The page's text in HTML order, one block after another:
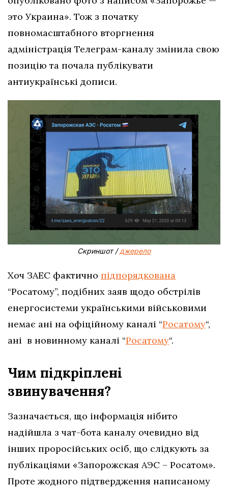
это Украина». Тож з початку
повномасштабного вторгнення
адміністрація Телеграм-каналу змінила свою
позицію та почала публікувати
антиукраїнські дописи.
Скриншот /джерело
Хоч ЗАЕС фактично підпорядкована
“Росатому”, подібних заяв щодо обстрілів
енергосистеми українськими військовими
немає ані на офіційному каналі “Росатому“,
ані в новинному каналі “Росатому“.
Чим підкріплені
звинувачення?
Зазначається, що інформація нібито
надійшла з чат-бота каналу очевидно від
інших проросійських осіб, що слідкують за
публікаціями «Запорожская АЭС – Росатом».
Проте жодного підтвердження написаному